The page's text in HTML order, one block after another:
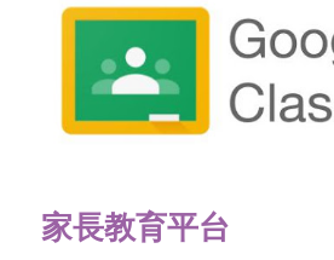
家長教育平台